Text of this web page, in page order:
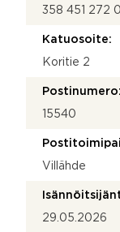
358 451 272
Katuosoite:
Koritie 2
Postinumero:
15540
Villähde
29.05.2026